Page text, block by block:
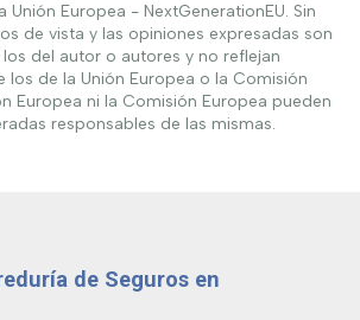
Unión Europea - NextGenerationEU. Sin
de vista y las opiniones expresadas son
del autor o autores y no reflejan
los de la Unión Europea o la Comisión
Europea ni la Comisión Europea pueden
responsables de las mismas.
de Seguros en